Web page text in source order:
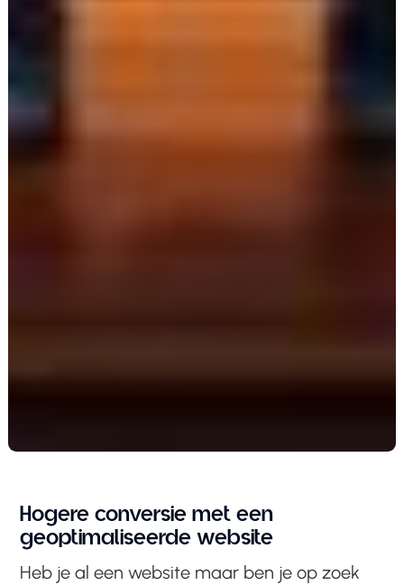
Hogere conversie met een
geoptimaliseerde website
Heb je al een website maar ben je op zoek